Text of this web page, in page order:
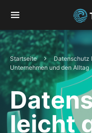
Startseite
Datenschutz
Unternehmen und den Alltag
leicht